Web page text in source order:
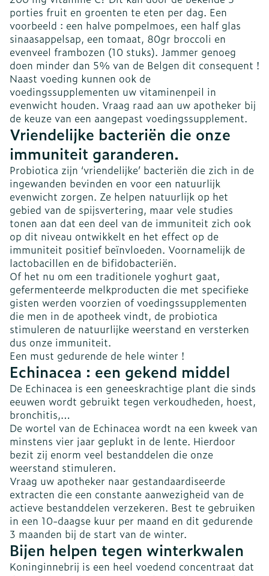
porties fruit en groenten te eten per dag. Een
voorbeeld : een halve pompelmoes, een half glas
sinaasappelsap, een tomaat, 80gr broccoli en
evenveel frambozen (10 stuks). Jammer genoeg
doen minder dan 5% van de Belgen dit consequent !
Naast voeding kunnen ook de
voedingssupplementen uw vitaminenpeil in
evenwicht houden. Vraag raad aan uw apotheker bij
de keuze van een aangepast voedingssupplement.
Vriendelijke bacteriën die onze
immuniteit garanderen.
Probiotica zijn ‘vriendelijke’ bacteriën die zich in de
ingewanden bevinden en voor een natuurlijk
evenwicht zorgen. Ze helpen natuurlijk op het
gebied van de spijsvertering, maar vele studies
tonen aan dat een deel van de immuniteit zich ook
op dit niveau ontwikkelt en het effect op de
immuniteit positief beïnvloeden. Voornamelijk de
lactobacillen en de bifidobacteriën.
Of het nu om een traditionele yoghurt gaat,
gefermenteerde melkproducten die met specifieke
gisten werden voorzien of voedingssupplementen
die men in de apotheek vindt, de probiotica
stimuleren de natuurlijke weerstand en versterken
dus onze immuniteit.
Een must gedurende de hele winter !
Echinacea : een gekend middel
De Echinacea is een geneeskrachtige plant die sinds
eeuwen wordt gebruikt tegen verkoudheden, hoest,
bronchitis,…
De wortel van de Echinacea wordt na een kweek van
minstens vier jaar geplukt in de lente. Hierdoor
bezit zij enorm veel bestanddelen die onze
weerstand stimuleren.
Vraag uw apotheker naar gestandaardiseerde
extracten die een constante aanwezigheid van de
actieve bestanddelen verzekeren. Best te gebruiken
in een 10-daagse kuur per maand en dit gedurende
3 maanden bij de start van de winter.
Bijen helpen tegen winterkwalen
Koninginnebrij is een heel voedend concentraat dat